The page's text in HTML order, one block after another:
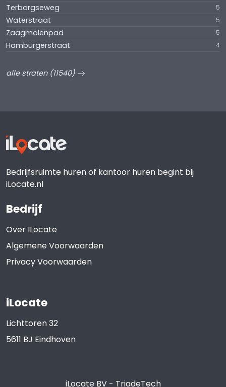
Terborgseweg 5
Waterstraat 5
Zaagmolenpad 5
Hamburgerstraat 4
alle straten (11540)
Bedrijfsruimte huren of kantoor huren begint bij
iLocate.nl
Bedrijf
Over ILocate
Algemene Voorwaarden
Privacy Voorwaarden
iLocate
Lichttoren 32
5611 BJ Eindhoven
iLocate BV- TriadeTech